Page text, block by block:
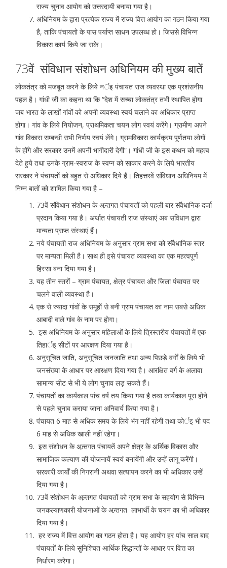
राज्य चुनाव आयोग को उत्तरदायी बनाया गया है।
अधिनियम के द्वारा प्रत्येक राज्य में राज्य वित्त आयोग का गठन किया गया
है, ताकि पंचायतो के पास पर्याप्त साधन उपलब्ध हो। जिससे विभिन्न
विकास कार्य किये जा सके।
73वें संविधान संशोधन अधिनियम की मुख्य बातें
लोकतंत्र को मजबूत करने के लिये नर्इ पंचायत राज व्यवस्था एक प्रशंसनीय
पहल है। गांधी जी का कहना था कि “देश में सच्चा लोकतंत्र तभी स्थापित होगा
जब भारत के लाखों गांवों को अपनी व्यवस्था स्वयं चलाने का अधिकार प्राप्त
होगा। गांव के लिये नियोजन, प्राथमिकता चयन लोग स्वयं करेंगे। ग्रामीण अपने
गांव विकास सम्बन्धी सभी निर्णय स्वयं लेंगे। ग्रामविकास कार्यक्रम पूर्णतया लोगों
के होंगे और सरकार उनमें अपनी भागीदारी देगी”। गांधी जी के इस कथन को महत्व
देते हुये तथा उनके ग्राम-स्वराज के स्वप्न को साकार करने के लिये भारतीय
सरकार ने पंचायतों को बहुत से अधिकार दिये हैं। तिहत्तरवें संविधान अधिनियम में
निम्न बातों को शामिल किया गया है –
73वें संविधान संशोधन के अन्र्तगत पंचायतों को पहली बार संवैधानिक दर्जा
प्रदान किया गया है। अर्थात पंचायती राज संस्थाएं अब संविधान द्वारा
मान्यता प्राप्त संस्थाएं हैं।
नये पंचायती राज अधिनियम के अनुसार ग्राम सभा को संवैधानिक स्तर
पर मान्यता मिली है। साथ ही इसे पंचायत व्यवस्था का एक महत्वपूर्ण
हिस्सा बना दिया गया है।
यह तीन स्तरों – ग्राम पंचायत, क्षेत्र पंचायत और जिला पंचायत पर
चलने वाली व्यवस्था है।
एक से ज्यादा गांवों के समूहों से बनी ग्राम पंचायत का नाम सबसे अधिक
आबादी वाले गांव के नाम पर होगा।
इस अधिनियम के अनुसार महिलाओं के लिये त्रिस्तरीय पंचायतों में एक
तिहार्इ सीटों पर आरक्षण दिया गया है।
अनुसूचित जाति, अनुसूचित जनजाति तथा अन्य पिछड़े वर्गों के लिये भी
जनसंख्या के आधार पर आरक्षण दिया गया है। आरक्षित वर्ग के अलावा
सामान्य सीट से भी ये लोग चुनाव लड़ सकते हैं।
पंचायतों का कार्यकाल पांच वर्ष तय किया गया है तथा कार्यकाल पूरा होने
से पहले चुनाव कराया जाना अनिवार्य किया गया है।
पंचायत 6 माह से अधिक समय के लिये भंग नहीं रहेगी तथा कोर्इ भी पद
6 माह से अधिक खाली नहीं रहेगा।
इस संशोधन के अन्र्तगत पंचायतें अपने क्षेत्र के अर्थिक विकास और
सामाजिक कल्याण की योजनायें स्वयं बनायेंगी और उन्हें लागू करेंगी।
सरकारी कार्यों की निगरानी अथवा सत्यापन करने का भी अधिकार उन्हें
दिया गया है।
73वें संशोधन के अन्र्तगत पंचायतों को ग्राम सभा के सहयोग से विभिन्न
जनकल्याणकारी योजनाओं के अन्र्तगत लाभार्थी के चयन का भी अधिकार
दिया गया है।
हर राज्य में वित्त आयोग का गठन होता है। यह आयोग हर पांच साल बाद
पंचायतों के लिये सुनिश्चित आर्थिक सिद्धान्तों के आधार पर वित्त का
निर्धारण करेगा।